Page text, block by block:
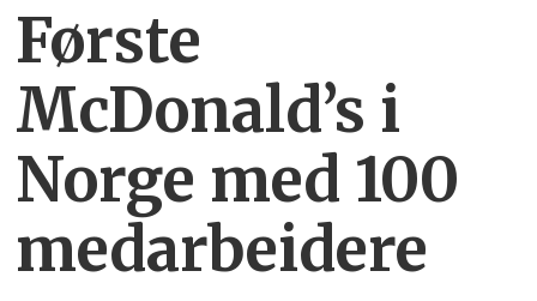
Første
McDonald’s i
Norge med 100
medarbeidere